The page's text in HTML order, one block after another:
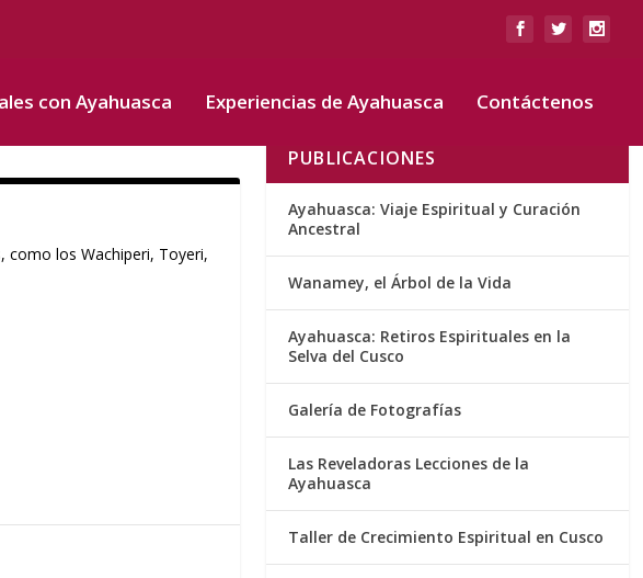
con Ayahuasca Experiencias de Ayahuasca Contáctenos
como los Wachiperi, Toyeri,
PUBLICACIONES
Ayahuasca: Viaje Espiritual y Curación
Ancestral
Wanamey, el Árbol de la Vida
Ayahuasca: Retiros Espirituales en la
Selva del Cusco
Galería de Fotografías
Las Reveladoras Lecciones de la
Ayahuasca
Taller de Crecimiento Espiritual en Cusco